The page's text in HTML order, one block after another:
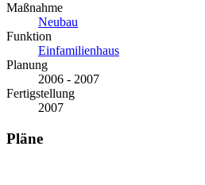
Maßnahme
Neubau
Funktion
Einfamilienhaus
Planung
2006 - 2007
Fertigstellung
2007
Pläne